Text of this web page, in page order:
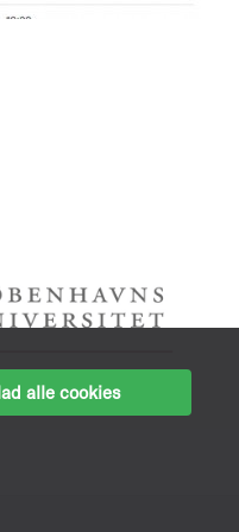
alle cookies